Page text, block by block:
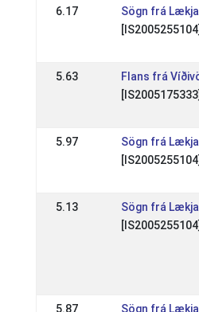
6.17
Sögn frá
[IS2005255104]
5.63
Flans frá
[IS2005175333]
5.97
Sögn frá
[IS2005255104]
5.13
Sögn frá
[IS2005255104]
5.87
Sögn frá